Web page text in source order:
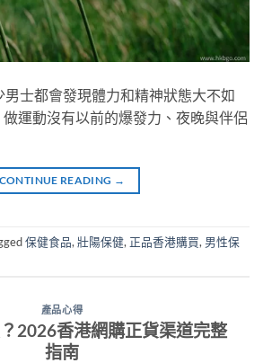
士都會發現體力和精神狀態大不如
運動沒有以前的爆發力、夜晚與伴侶
CONTINUE READING →
保健食品,壯陽保健, 正品香港購買, 男性保
產品心得
2026香港網購正貨渠道完整
指南